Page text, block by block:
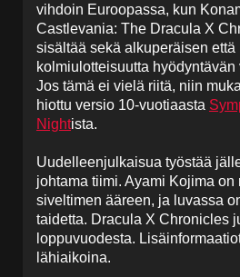
vihdoin Euroopassa, kun
Castlevania: The Dracula X
sisältää sekä alkuperäisen että
kolmiulotteisuutta
Jos tämä ei vielä riitä, niin
hiottu versio 10-vuotiaasta
Nightista.
Uudelleenjulkaisua työstää
johtama tiimi. Ayami Kojima on
siveltimen ääreen, ja luvassa
taidetta. Dracula X Chronicles
loppuvuodesta.
lähiaikoina.